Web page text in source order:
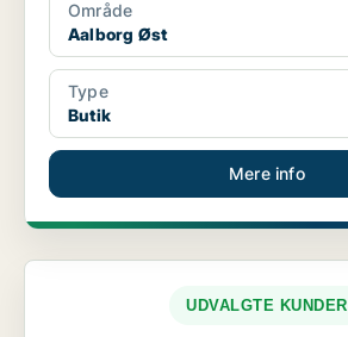
Område
Aalborg Øst
Type
Butik
Mere info
UDVALGTE KUNDER